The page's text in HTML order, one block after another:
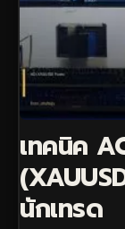
เทคนิค
นักเทรด